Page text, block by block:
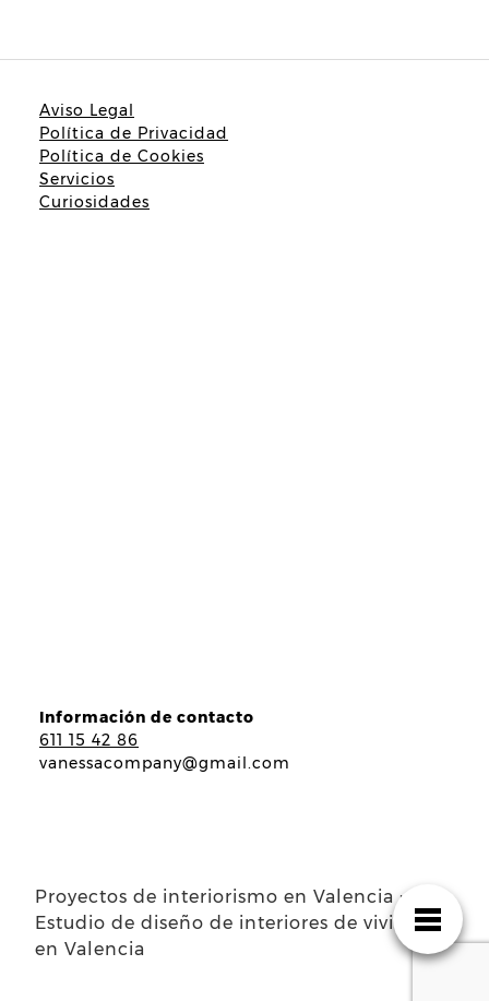
Aviso Legal
Política de Privacidad
Política de Cookies
Servicios
Curiosidades
Información de contacto
611 15 42 86
vanessacompany@gmail.com
Proyectos de interiorismo en Valencia ·
Estudio de diseño de interiores de viviendas
en Valencia